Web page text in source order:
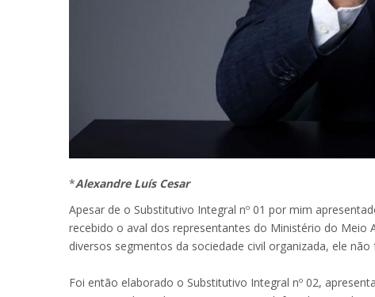
*Alexandre Luís Cesar
Apesar de o Substitutivo Integral nº 01 por mim
recebido o aval dos representantes do Ministério do Meio
diversos segmentos da sociedade civil organizada, ele
Foi então elaborado o Substitutivo Integral nº 02,